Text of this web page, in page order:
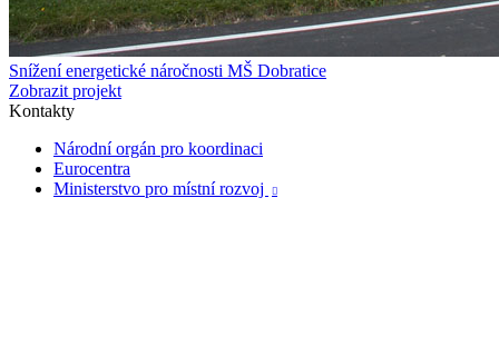
Snížení energetické náročnosti MŠ Dobratice
Zobrazit projekt
Kontakty
Národní orgán pro koordinaci
Eurocentra
Ministerstvo pro místní rozvoj
